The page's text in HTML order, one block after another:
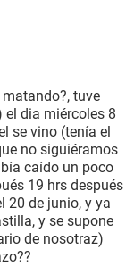
tuve
el dia miércoles 8
se vino (tenía el
no siguiéramos
caído un poco
19 hrs después
20 de junio, y ya
y se supone
de nosotraz)